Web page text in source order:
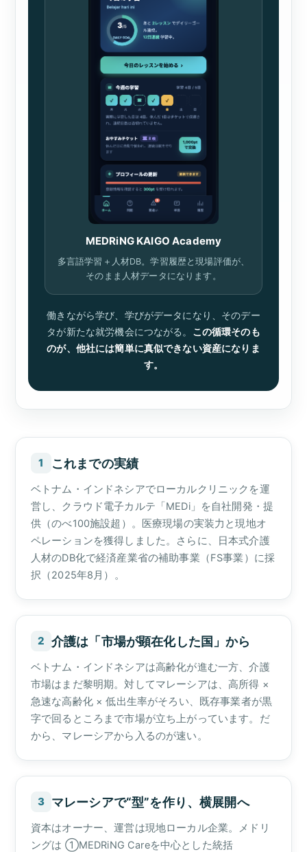
MEDRiNG KAIGO Academy
多言語学習＋人材DB。学習履歴と現場評価が、
そのまま人材データになります。
働きながら学び、学びがデータになり、そのデー
タが新たな就労機会につながる。 この循環そのも
のが、他社には簡単に真似できない資産になりま
す。
1 これまでの実績
ベトナム・インドネシアでローカルクリニックを運
営し、クラウド電子カルテ「MEDi」を自社開発・提
供（のべ100施設超）。医療現場の実装力と現地オ
ペレーションを獲得しました。さらに、日本式介護
人材のDB化で経済産業省の補助事業（FS事業）に採
択（2025年8月）。
2 介護は「市場が顕在化した国」から
ベトナム・インドネシアは高齢化が進む一方、介護
市場はまだ黎明期。対してマレーシアは、高所得 ×
急速な高齢化 × 低出生率がそろい、既存事業者が黒
字で回るところまで市場が立ち上がっています。だ
から、マレーシアから入るのが速い。
3 マレーシアで“型”を作り、横展開へ
資本はオーナー、運営は現地ローカル企業。メドリ
ングは ①MEDRiNG Careを中心とした統括